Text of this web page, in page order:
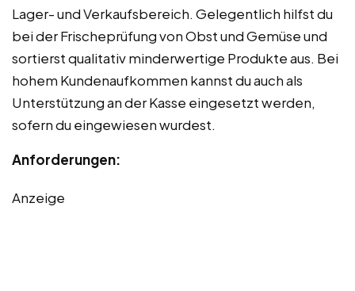
Lager- und Verkaufsbereich. Gelegentlich hilfst du
bei der Frischeprüfung von Obst und Gemüse und
sortierst qualitativ minderwertige Produkte aus. Bei
hohem Kundenaufkommen kannst du auch als
Unterstützung an der Kasse eingesetzt werden,
sofern du eingewiesen wurdest.
Anforderungen:
Anzeige